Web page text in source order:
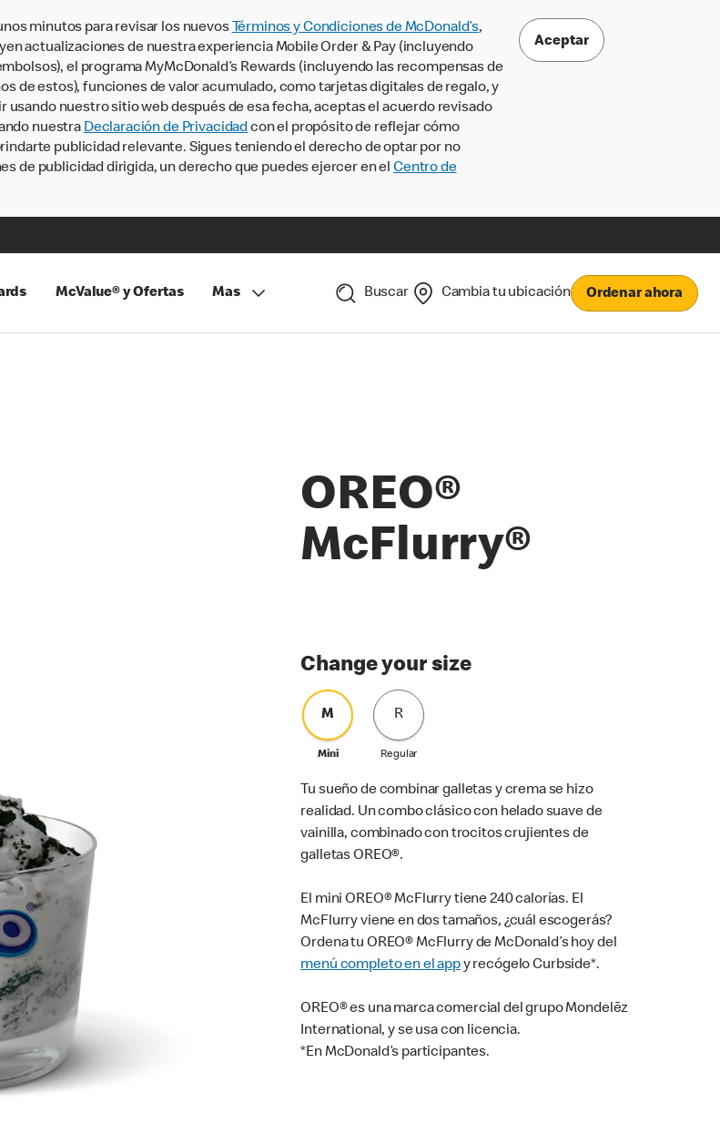
minutos para revisar los nuevos Términos y Condiciones de McDonald’s,
actualizaciones de nuestra experiencia Mobile Order & Pay (incluyendo
el programa MyMcDonald’s Rewards (incluyendo las recompensas de
de estos), funciones de valor acumulado, como tarjetas digitales de regalo, y
nuestro sitio web después de esa fecha, aceptas el acuerdo revisado
nuestra Declaración de Privacidadcon el propósito de reflejar cómo
publicidad relevante. Sigues teniendo el derecho de optar por no
de publicidad dirigida, un derecho que puedes ejercer en el Centro de
Aceptar
McValue® y Ofertas Mas Buscar Cambia tu ubicación Ordenar ahora
OREO®
McFlurry®
Change your size
M
Mini
R
Regular
Tu sueño de combinar galletas y crema se hizo
realidad. Un combo clásico con helado suave de
vainilla, combinado con trocitos crujientes de
galletas OREO®.
El mini OREO® McFlurry tiene 240 calorías. El
McFlurry viene en dos tamaños, ¿cuál escogerás?
Ordena tu OREO® McFlurry de McDonald’s hoy del
menú completo en el appy recógelo Curbside*.
OREO® es una marca comercial del grupo Mondelēz
International, y se usa con licencia.
*En McDonald’s participantes.